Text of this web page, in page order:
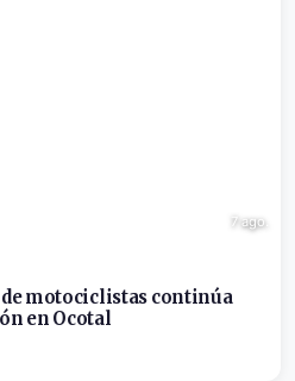
7 ago.
motociclistas continúa
en Ocotal